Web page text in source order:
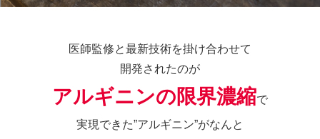
医師監修と最新技術を掛け合わせて
開発されたのが
アルギニンの限界濃縮で
実現できた”アルギニン”がなんと